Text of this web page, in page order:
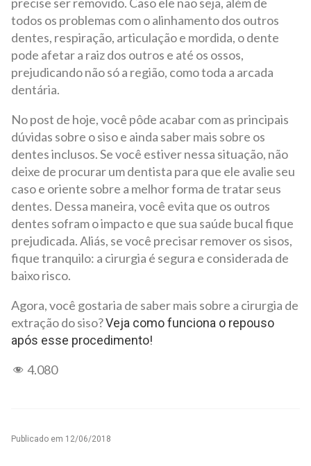
todos os problemas com o alinhamento dos outros
dentes, respiração, articulação e mordida, o dente
pode afetar a raiz dos outros e até os ossos,
prejudicando não só a região, como toda a arcada
dentária.
No post de hoje, você pôde acabar com as principais
dúvidas sobre o siso e ainda saber mais sobre os
dentes inclusos. Se você estiver nessa situação, não
deixe de procurar um dentista para que ele avalie seu
caso e oriente sobre a melhor forma de tratar seus
dentes. Dessa maneira, você evita que os outros
dentes sofram o impacto e que sua saúde bucal fique
prejudicada. Aliás, se você precisar remover os sisos,
fique tranquilo: a cirurgia é segura e considerada de
baixo risco.
Agora, você gostaria de saber mais sobre a cirurgia de
extração do siso?Veja como funciona o repouso
após esse procedimento!
4.080
Publicado em 12/06/2018